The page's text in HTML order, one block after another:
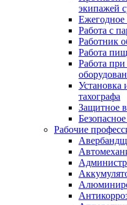
экипажей
Ежегодное
Работа с
Работник
Работа
Работа
Установка
тахографа
Защитное
Рабочие